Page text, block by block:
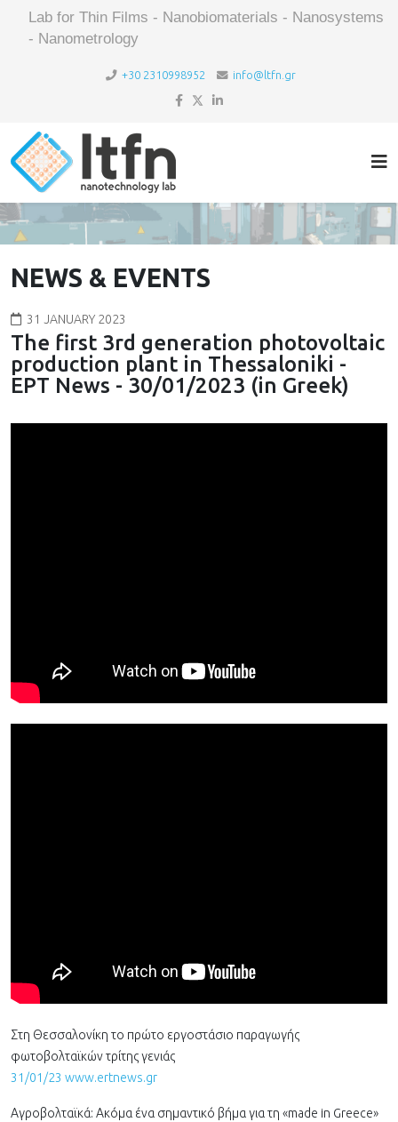
Lab for Thin Films - Nanobiomaterials - Nanosystems
- Nanometrology
+30 2310998952 info@ltfn.gr
NEWS & EVENTS
31 JANUARY 2023
The first 3rd generation photovoltaic
production plant in Thessaloniki -
ΕΡΤ News - 30/01/2023 (in Greek)
Στη Θεσσαλονίκη το πρώτο εργοστάσιο παραγωγής
φωτοβολταϊκών τρίτης γενιάς
31/01/23 www.ertnews.gr
Αγροβολταϊκά: Ακόμα ένα σημαντικό βήμα για τη «made in Greece»